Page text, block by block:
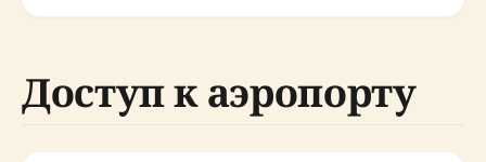
Доступ к аэропорту